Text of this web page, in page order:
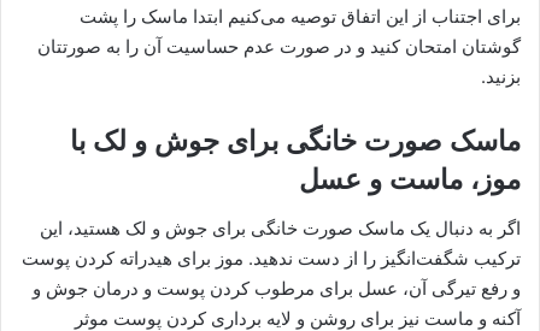
برای اجتناب از این اتفاق توصیه می‌کنیم ابتدا ماسک را پشت
گوشتان امتحان کنید و در صورت عدم حساسیت آن را به صورتتان
بزنید.
ماسک صورت خانگی برای جوش و لک با
موز، ماست و عسل
اگر به دنبال یک ماسک صورت خانگی برای جوش و لک هستید، این
ترکیب شگفت‌انگیز را از دست ندهید. موز برای هیدراته کردن پوست
و رفع تیرگی آن، عسل برای مرطوب کردن پوست و درمان جوش و
آکنه و ماست نیز برای روشن و لایه برداری کردن پوست موثر